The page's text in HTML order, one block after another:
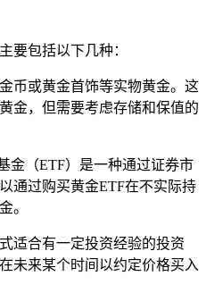
要包括以下几种：
币或黄金首饰等实物黄金。这
金，但需要考虑存储和保值的
金（ETF）是一种通过证券市
通过购买黄金ETF在不实际持
。
适合有一定投资经验的投资
未来某个时间以约定价格买入